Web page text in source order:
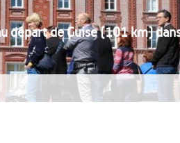
départ de Guise (101 km)